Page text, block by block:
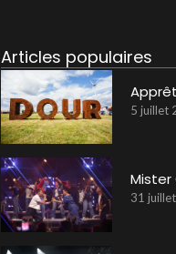
Articles populaires
5 juillet
Mister
31